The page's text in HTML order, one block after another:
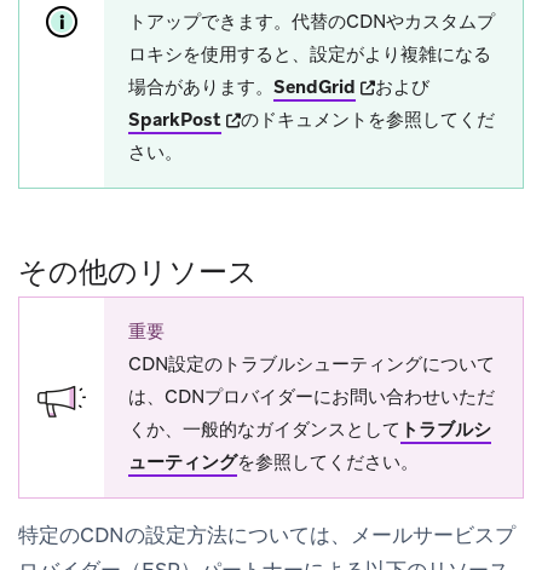
トアップできます。代替のCDNやカスタムプ
ロキシを使用すると、設定がより複雑になる
場合があります。 SendGrid (opens in new tab)
および
SparkPost(opens in new tab)
のドキュメントを参照してくだ
さい。
その他のリソース
重要
CDN設定のトラブルシューティングについて
は、CDNプロバイダーにお問い合わせいただ
くか、一般的なガイダンスとして トラブルシ
ューティングを参照してください。
特定のCDNの設定方法については、メールサービスプ